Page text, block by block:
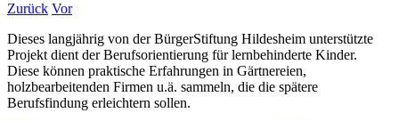
Zurück Vor
Dieses langjährig von der BürgerStiftung Hildesheim unterstützte
Projekt dient der Berufsorientierung für lernbehinderte Kinder.
Diese können praktische Erfahrungen in Gärtnereien,
holzbearbeitenden Firmen u.ä. sammeln, die die spätere
Berufsfindung erleichtern sollen.